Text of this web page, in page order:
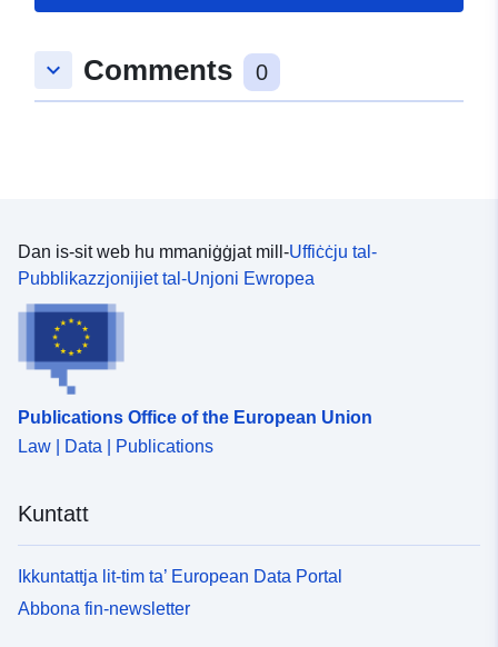
keyboard_arrow_down Comments 0
Dan is-sit web hu mmaniġġjat mill-Uffiċċju tal-
Pubblikazzjonijiet tal-Unjoni Ewropea
Publications Office of the European Union
Law | Data | Publications
Kuntatt
Ikkuntattja lit-tim ta’ European Data Portal
Abbona fin-newsletter